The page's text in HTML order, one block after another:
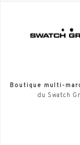
Boutique multi-
du Swatch